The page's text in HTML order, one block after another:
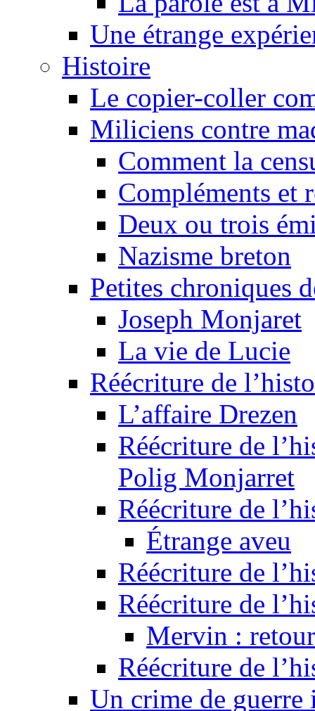
Une étrange
Histoire
Le copier-coller
Miliciens contre
Comment la
Compléments et
Deux ou trois
Nazisme breton
Petites chroniques
Joseph Monjaret
La vie de Lucie
Réécriture de
L’affaire Drezen
Réécriture de
Polig Monjarret
Réécriture de
Étrange aveu
Réécriture de
Réécriture de
Mervin :
Réécriture de
Un crime de guerre